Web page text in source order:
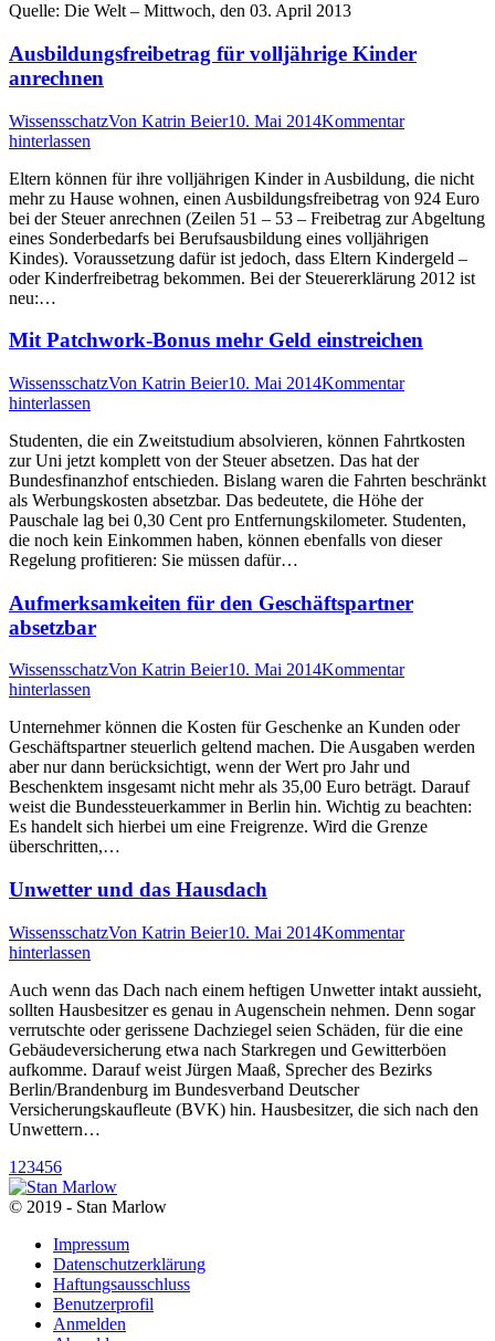
Quelle: Die Welt – Mittwoch, den 03. April 2013
Ausbildungsfreibetrag für volljährige Kinder
anrechnen
WissensschatzVon Katrin Beier10. Mai 2014Kommentar
hinterlassen
Eltern können für ihre volljährigen Kinder in Ausbildung, die nicht
mehr zu Hause wohnen, einen Ausbildungsfreibetrag von 924 Euro
bei der Steuer anrechnen (Zeilen 51 – 53 – Freibetrag zur Abgeltung
eines Sonderbedarfs bei Berufsausbildung eines volljährigen
Kindes). Voraussetzung dafür ist jedoch, dass Eltern Kindergeld –
oder Kinderfreibetrag bekommen. Bei der Steuererklärung 2012 ist
neu:…
Mit Patchwork-Bonus mehr Geld einstreichen
WissensschatzVon Katrin Beier10. Mai 2014Kommentar
hinterlassen
Studenten, die ein Zweitstudium absolvieren, können Fahrtkosten
zur Uni jetzt komplett von der Steuer absetzen. Das hat der
Bundesfinanzhof entschieden. Bislang waren die Fahrten beschränkt
als Werbungskosten absetzbar. Das bedeutete, die Höhe der
Pauschale lag bei 0,30 Cent pro Entfernungskilometer. Studenten,
die noch kein Einkommen haben, können ebenfalls von dieser
Regelung profitieren: Sie müssen dafür…
Aufmerksamkeiten für den Geschäftspartner
absetzbar
WissensschatzVon Katrin Beier10. Mai 2014Kommentar
hinterlassen
Unternehmer können die Kosten für Geschenke an Kunden oder
Geschäftspartner steuerlich geltend machen. Die Ausgaben werden
aber nur dann berücksichtigt, wenn der Wert pro Jahr und
Beschenktem insgesamt nicht mehr als 35,00 Euro beträgt. Darauf
weist die Bundessteuerkammer in Berlin hin. Wichtig zu beachten:
Es handelt sich hierbei um eine Freigrenze. Wird die Grenze
überschritten,…
Unwetter und das Hausdach
WissensschatzVon Katrin Beier10. Mai 2014Kommentar
hinterlassen
Auch wenn das Dach nach einem heftigen Unwetter intakt aussieht,
sollten Hausbesitzer es genau in Augenschein nehmen. Denn sogar
verrutschte oder gerissene Dachziegel seien Schäden, für die eine
Gebäudeversicherung etwa nach Starkregen und Gewitterböen
aufkomme. Darauf weist Jürgen Maaß, Sprecher des Bezirks
Berlin/Brandenburg im Bundesverband Deutscher
Versicherungskaufleute (BVK) hin. Hausbesitzer, die sich nach den
Unwettern…
1 23456
© 2019 - Stan Marlow
Impressum
Datenschutzerklärung
Haftungsausschluss
Benutzerprofil
Anmelden